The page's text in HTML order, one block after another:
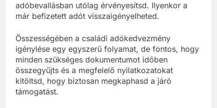
adóbevallásban utólag érvényesítsd. Ilyenkor a
már befizetett adót visszaigényelheted.
Összességében a családi adókedvezmény
igénylése egy egyszerű folyamat, de fontos, hogy
minden szükséges dokumentumot időben
összegyűjts és a megfelelő nyilatkozatokat
kitöltsd, hogy biztosan megkaphasd a járó
támogatást.